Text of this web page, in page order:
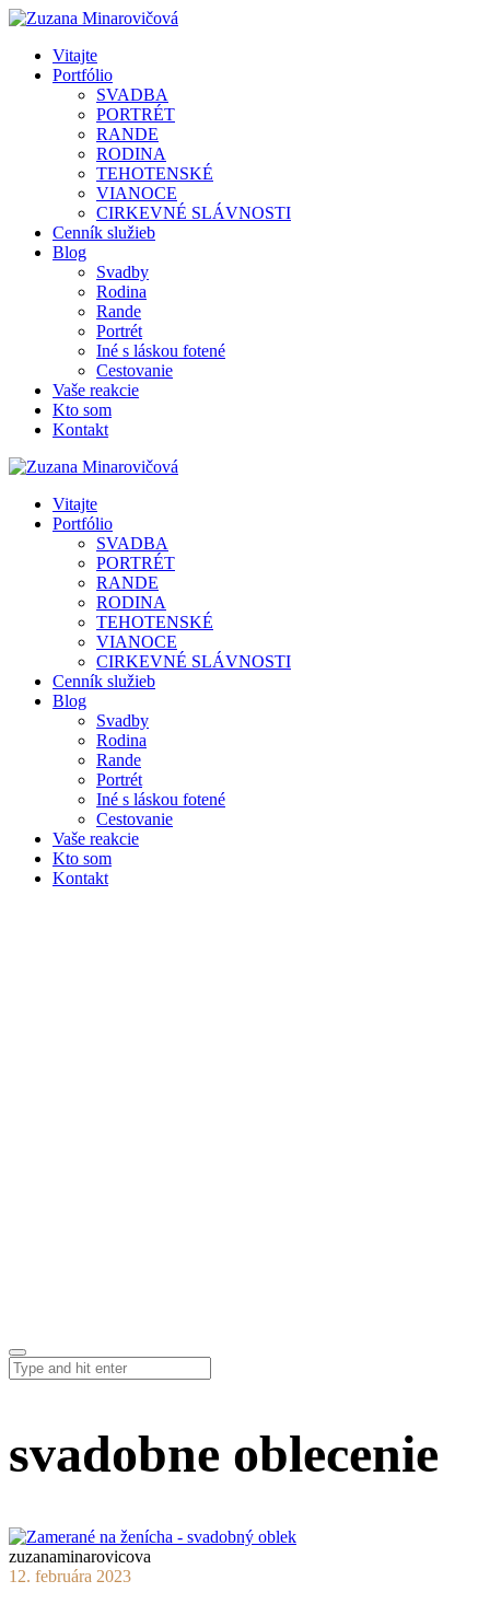
Vitajte
Portfólio
SVADBA
PORTRÉT
RANDE
RODINA
TEHOTENSKÉ
VIANOCE
CIRKEVNÉ SLÁVNOSTI
Cenník služieb
Blog
Svadby
Rodina
Rande
Portrét
Iné s láskou fotené
Cestovanie
Vaše reakcie
Kto som
Kontakt
Vitajte
Portfólio
SVADBA
PORTRÉT
RANDE
RODINA
TEHOTENSKÉ
VIANOCE
CIRKEVNÉ SLÁVNOSTI
Cenník služieb
Blog
Svadby
Rodina
Rande
Portrét
Iné s láskou fotené
Cestovanie
Vaše reakcie
Kto som
Kontakt
svadobne oblecenie
zuzanaminarovicova
12. februára 2023